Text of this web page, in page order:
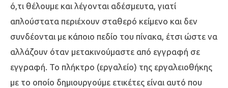
ό,τι θέλουμε και λέγονται αδέσμευτα, γιατί
απλούστατα περιέχουν σταθερό κείμενο και δεν
συνδέονται με κάποιο πεδίο του πίνακα, έτσι ώστε να
αλλάζουν όταν μετακινούμαστε από εγγραφή σε
εγγραφή. Το πλήκτρο (εργαλείο) της εργαλειοθήκης
με το οποίο δημιουργούμε ετικέτες είναι αυτό που